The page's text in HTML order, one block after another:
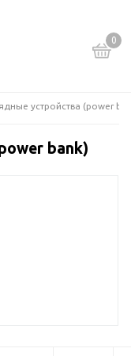
0
устройства (power
bank)